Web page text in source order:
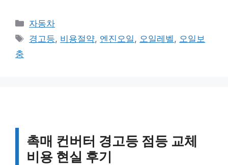
카
테
자동차
태
경고등, 비용절약, 엔진오일, 오일레벨, 오일보
충
촉매 컨버터 경고등 점등 교체
비용 현실 후기